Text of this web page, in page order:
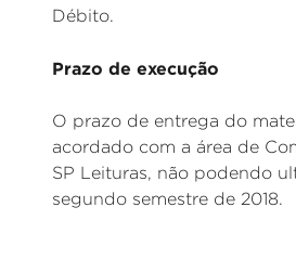
Débito.
Prazo de execução
O prazo de entrega do
acordado com a área de
SP Leituras, não podendo
segundo semestre de 2018.